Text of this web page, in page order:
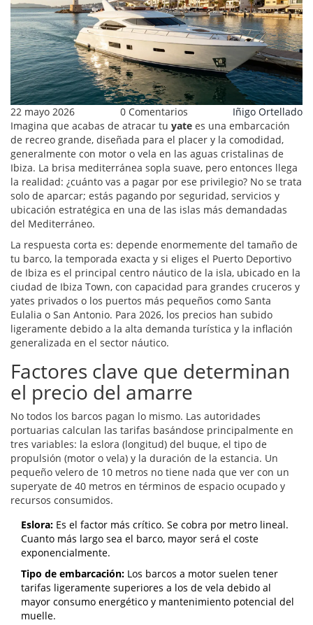
22 mayo 2026 0 Comentarios
Iñigo Ortellado
Imagina que acabas de atracar tu yate es una embarcación
de recreo grande, diseñada para el placer y la comodidad,
generalmente con motor o vela en las aguas cristalinas de
Ibiza. La brisa mediterránea sopla suave, pero entonces llega
la realidad: ¿cuánto vas a pagar por ese privilegio? No se trata
solo de aparcar; estás pagando por seguridad, servicios y
ubicación estratégica en una de las islas más demandadas
del Mediterráneo.
La respuesta corta es: depende enormemente del tamaño de
tu barco, la temporada exacta y si eliges el Puerto Deportivo
de Ibiza es el principal centro náutico de la isla, ubicado en la
ciudad de Ibiza Town, con capacidad para grandes cruceros y
yates privados o los puertos más pequeños como Santa
Eulalia o San Antonio. Para 2026, los precios han subido
ligeramente debido a la alta demanda turística y la inflación
generalizada en el sector náutico.
Factores clave que determinan
el precio del amarre
No todos los barcos pagan lo mismo. Las autoridades
portuarias calculan las tarifas basándose principalmente en
tres variables: la eslora (longitud) del buque, el tipo de
propulsión (motor o vela) y la duración de la estancia. Un
pequeño velero de 10 metros no tiene nada que ver con un
superyate de 40 metros en términos de espacio ocupado y
recursos consumidos.
Eslora: Es el factor más crítico. Se cobra por metro lineal.
Cuanto más largo sea el barco, mayor será el coste
exponencialmente.
Tipo de embarcación: Los barcos a motor suelen tener
tarifas ligeramente superiores a los de vela debido al
mayor consumo energético y mantenimiento potencial del
muelle.